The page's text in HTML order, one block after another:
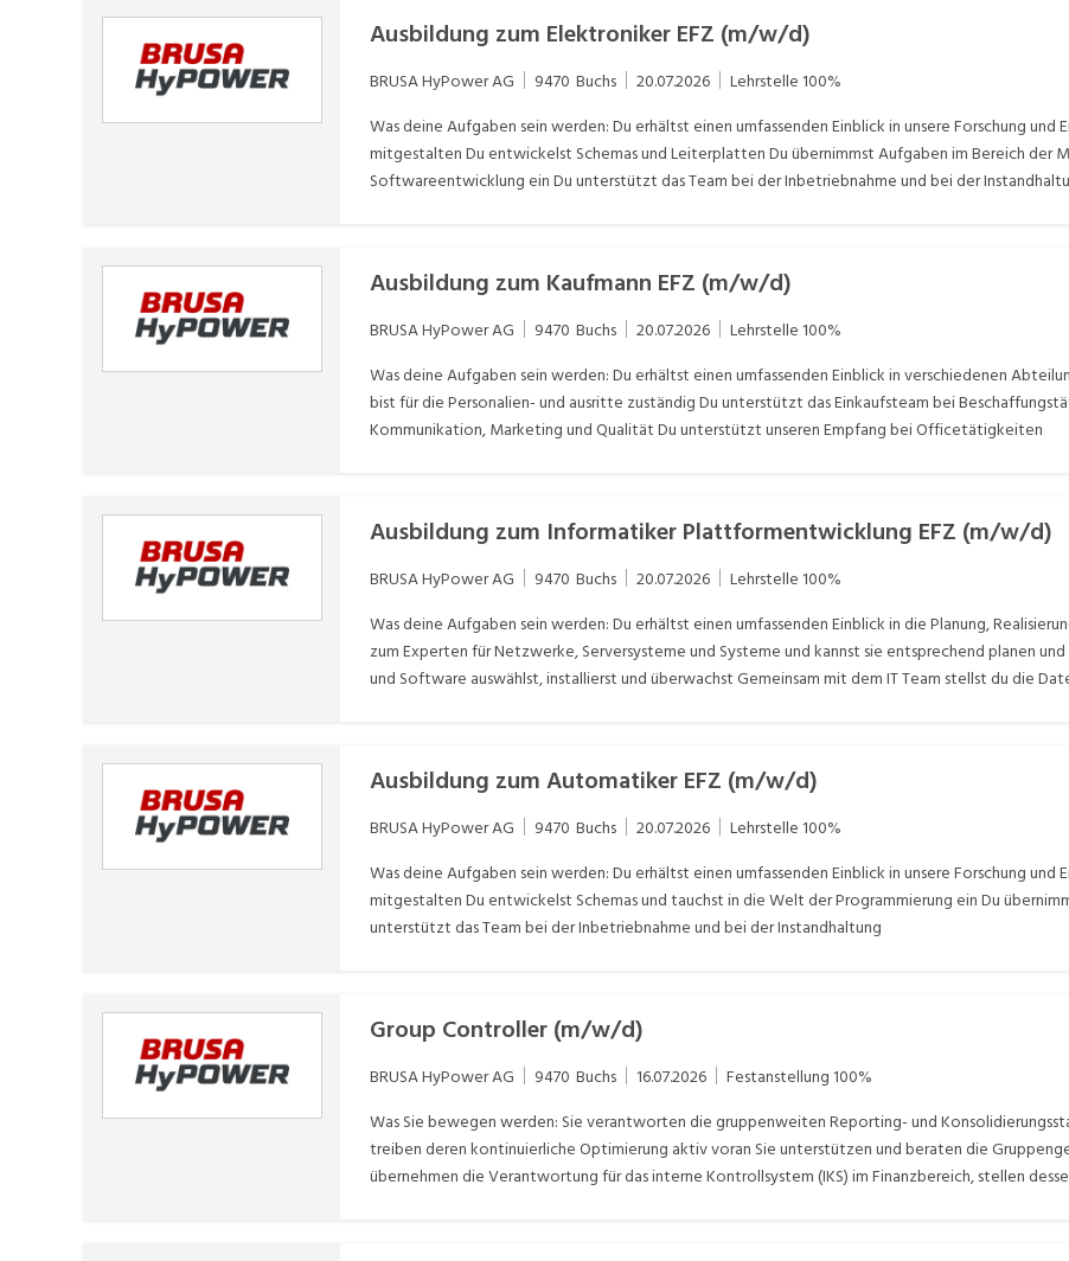
Ausbildung zum Elektroniker EFZ (m/w/d)
BRUSA HyPower AG 9470 Buchs 20.07.2026 Lehrstelle 100%
Was deine Aufgaben sein werden: Du erhältst einen umfassenden Einblick in unsere Forschung
mitgestalten Du entwickelst Schemas und Leiterplatten Du übernimmst Aufgaben im Bereich der
Softwareentwicklung ein Du unterstützt das Team bei der Inbetriebnahme und bei der
Ausbildung zum Kaufmann EFZ (m/w/d)
BRUSA HyPower AG 9470 Buchs 20.07.2026 Lehrstelle 100%
Was deine Aufgaben sein werden: Du erhältst einen umfassenden Einblick in verschiedenen
bist für die Personalien- und ausritte zuständig Du unterstützt das Einkaufsteam bei
Kommunikation, Marketing und Qualität Du unterstützt unseren Empfang bei Officetätigkeiten
Ausbildung zum Informatiker Plattformentwicklung EFZ (m/w/d)
BRUSA HyPower AG 9470 Buchs 20.07.2026 Lehrstelle 100%
Was deine Aufgaben sein werden: Du erhältst einen umfassenden Einblick in die Planung,
zum Experten für Netzwerke, Serversysteme und Systeme und kannst sie entsprechend planen
und Software auswählst, installierst und überwachst Gemeinsam mit dem IT Team stellst du die
Ausbildung zum Automatiker EFZ (m/w/d)
BRUSA HyPower AG 9470 Buchs 20.07.2026 Lehrstelle 100%
Was deine Aufgaben sein werden: Du erhältst einen umfassenden Einblick in unsere Forschung
mitgestalten Du entwickelst Schemas und tauchst in die Welt der Programmierung ein Du
unterstützt das Team bei der Inbetriebnahme und bei der Instandhaltung
Group Controller (m/w/d)
BRUSA HyPower AG 9470 Buchs 16.07.2026 Festanstellung 100%
Was Sie bewegen werden: Sie verantworten die gruppenweiten Reporting- und
treiben deren kontinuierliche Optimierung aktiv voran Sie unterstützen und beraten die
übernehmen die Verantwortung für das interne Kontrollsystem (IKS) im Finanzbereich, stellen